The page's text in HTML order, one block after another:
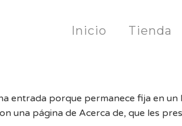
Inicio Tienda
entrada porque permanece fija en
una página de Acerca de, que les